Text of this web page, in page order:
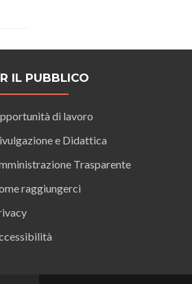
IL PUBBLICO
di lavoro
e Didattica
Trasparente
raggiungerci